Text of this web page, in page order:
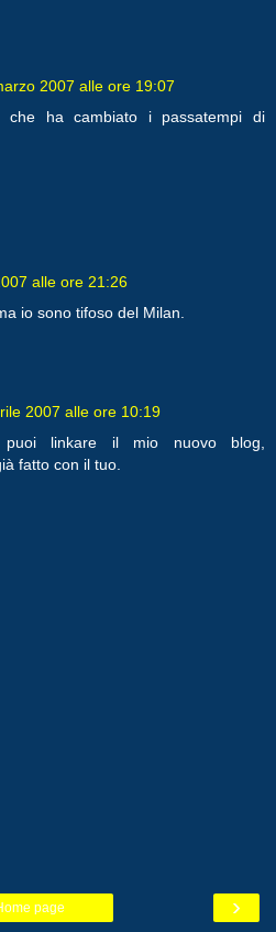
2007 alle ore 19:07
ha cambiato i passatempi di
alle ore 21:26
io sono tifoso del Milan.
2007 alle ore 10:19
linkare il mio nuovo blog,
fatto con il tuo.
›
page